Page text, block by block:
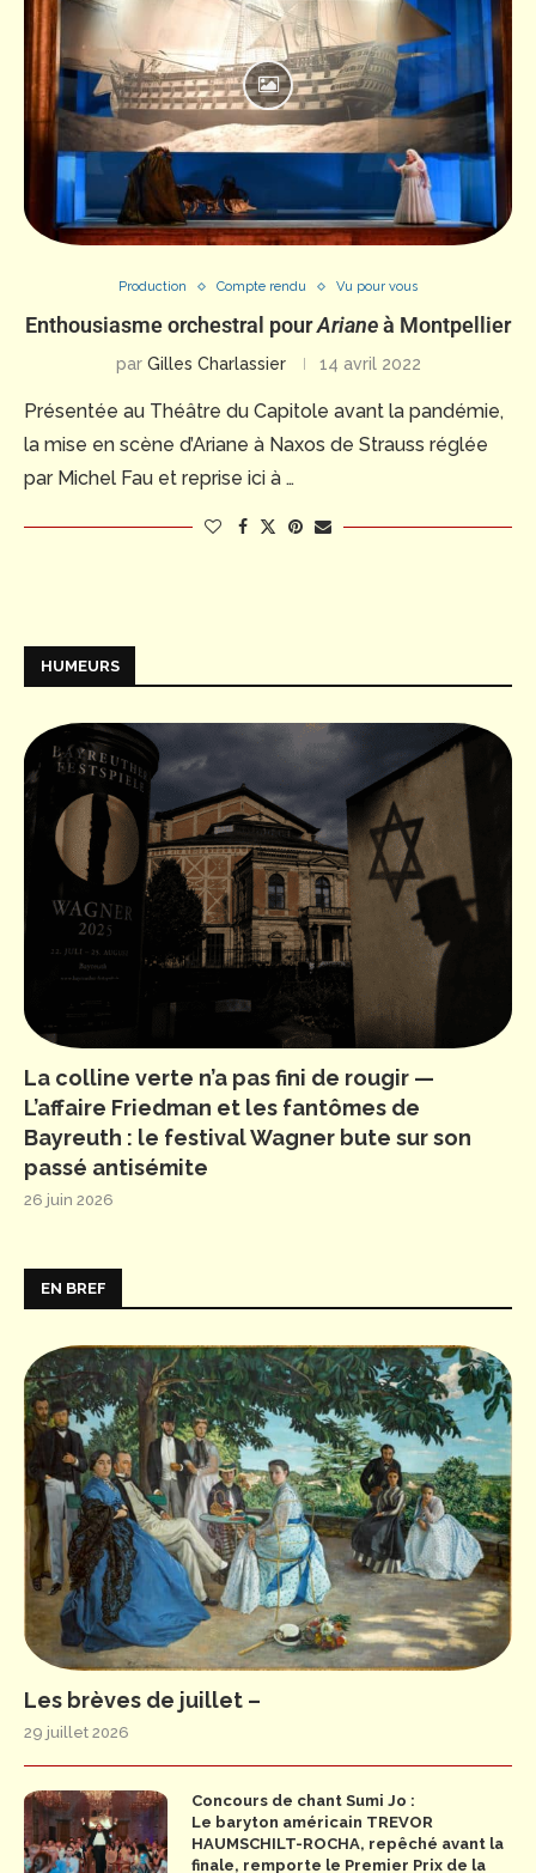
Production Compte rendu Vu pour vous
Enthousiasme orchestral pourArianeà Montpellier
par Gilles Charlassier 14 avril 2022
Présentée au Théâtre du Capitole avant la pandémie,
la mise en scène d’Ariane à Naxos de Strauss réglée
par Michel Fau et reprise ici à …
HUMEURS
La colline verte n’a pas fini de rougir —
L’affaire Friedman et les fantômes de
Bayreuth : le festival Wagner bute sur son
passé antisémite
26 juin 2026
EN BREF
Les brèves de juillet –
29 juillet 2026
Concours de chant Sumi Jo :
Le baryton américain TREVOR
HAUMSCHILT-ROCHA, repêché avant la
finale, remporte le Premier Prix de la